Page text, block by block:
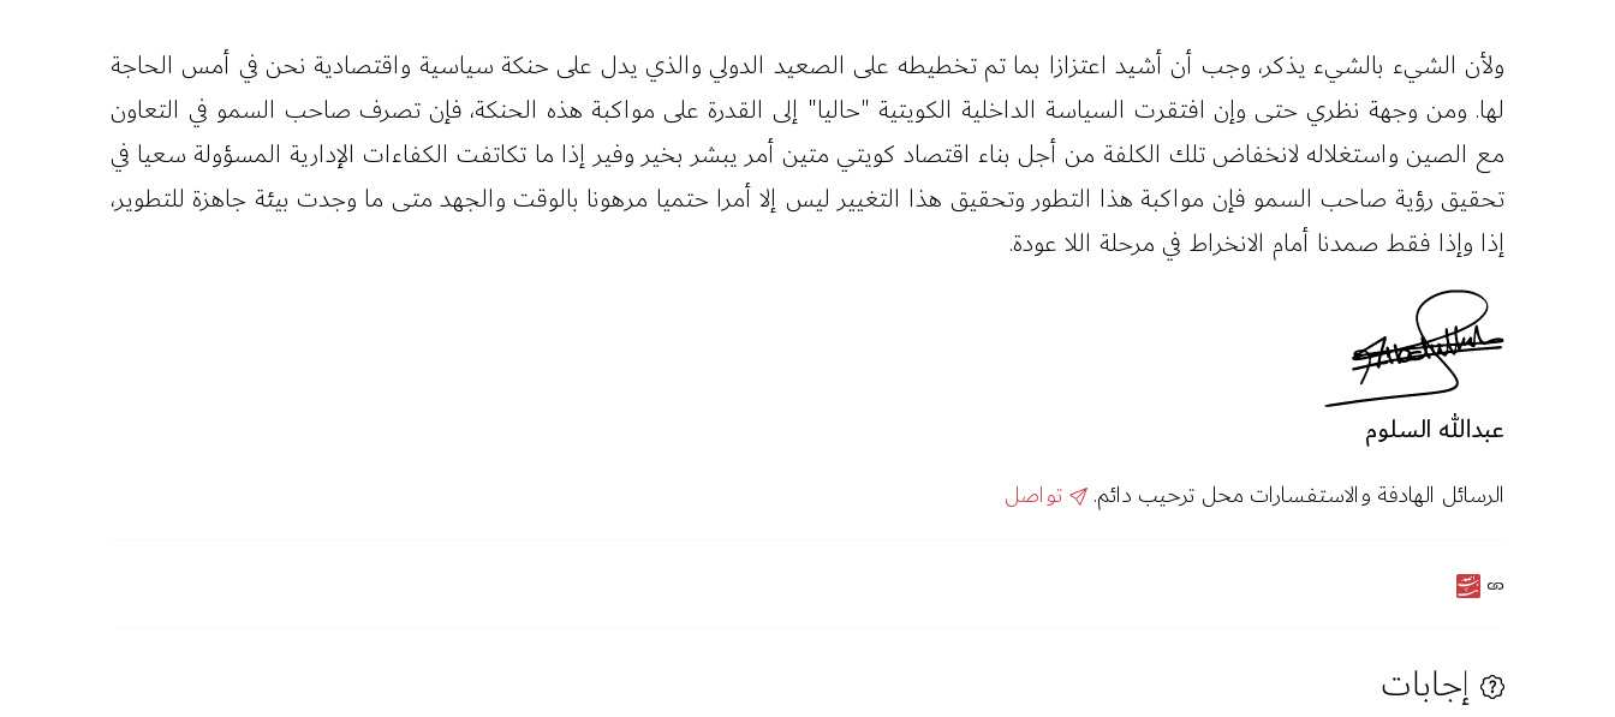
ولأن الشيء بالشيء يذكر، وجب أن أشيد اعتزازا بما تم تخطيطه على الصعيد الدولي والذي يدل على حنكة سياسية واقتصادية نحن في أمس الحاجة
لها. ومن وجهة نظري حتى وإن افتقرت السياسة الداخلية الكويتية "حاليا" إلى القدرة على مواكبة هذه الحنكة، فإن تصرف صاحب السمو في التعاون
مع الصين واستغلاله لانخفاض تلك الكلفة من أجل بناء اقتصاد كويتي متين أمر يبشر بخير وفير إذا ما تكاتفت الكفاءات الإدارية المسؤولة سعيا في
تحقيق رؤية صاحب السمو فإن مواكبة هذا التطور وتحقيق هذا التغيير ليس إلا أمرا حتميا مرهونا بالوقت والجهد متى ما وجدت بيئة جاهزة للتطوير،
إذا وإذا فقط صمدنا أمام الانخراط في مرحلة اللا عودة.
عبدالله السلوم
الرسائل الهادفة والاستفسارات محل ترحيب دائم. تواصل
إجابات